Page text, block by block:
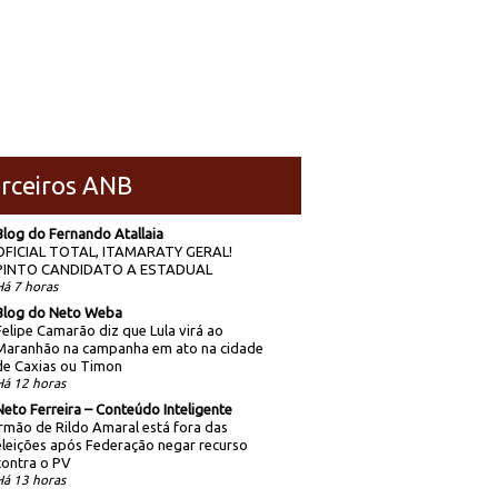
ANB
do Fernando Atallaia
TOTAL, ITAMARATY GERAL!
CANDIDATO A ESTADUAL
7 horas
do Neto Weba
Camarão diz que Lula virá ao
na campanha em ato na cidade
Caxias ou Timon
12 horas
Ferreira – Conteúdo Inteligente
de Rildo Amaral está fora das
após Federação negar recurso
o PV
13 horas